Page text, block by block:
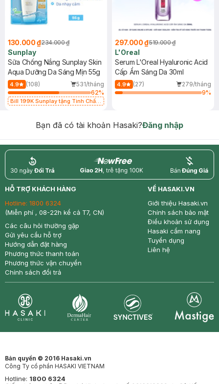
130.000 ₫234.000 ₫
Sunplay
Sữa Chống Nắng Sunplay Skin
Aqua Dưỡng Da Sáng Mịn 55g
4.9 (108)
531/tháng
62%
Bill 199K Sunplay tặng Tinh Chất
297.000 ₫519.000 ₫
L'Oreal
Serum L'Oreal Hyaluronic Acid
Cấp Ẩm Sáng Da 30ml
4.9 (27)
279/tháng
9%
Bạn đã có tài khoản Hasaki?Đăng nhập
return nowfree price
HỖ TRỢ KHÁCH HÀNG
Hotline: 1800 6324
(Miễn phí , 08-22h kể cả T7, CN)
Các câu hỏi thường gặp
Gửi yêu cầu hỗ trợ
Hướng dẫn đặt hàng
Phương thức thanh toán
Phương thức vận chuyển
Chính sách đổi trả
VỀ HASAKI.VN
Giới thiệu Hasaki.vn
Chính sách bảo mật
Điều khoản sử dụng
Hasaki cẩm nang
Tuyển dụng
Liên hệ
Bản quyền © 2016 Hasaki.vn
Công Ty cổ phần HASAKI VIETNAM
Hotline: 1800 6324